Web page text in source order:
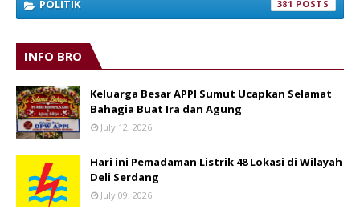
POLITIK 381
INFO BRO
Keluarga Besar APPI Sumut Ucapkan Selamat
Bahagia Buat Ira dan Agung
July 12, 2026
Hari ini Pemadaman Listrik 48 Lokasi di Wilayah
Deli Serdang
July 09, 2026